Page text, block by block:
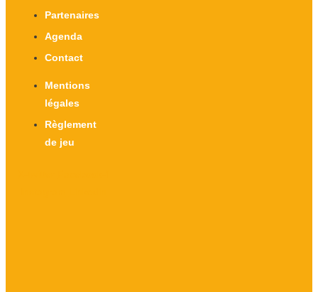
Partenaires
Agenda
Contact
Mentions
légales
Règlement
de jeu